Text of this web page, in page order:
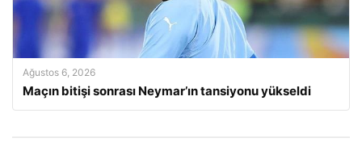
Ağustos 6, 2026
Maçın bitişi sonrası Neymar’ın tansiyonu yükseldi